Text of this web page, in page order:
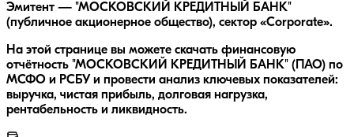
Эмитент — "МОСКОВСКИЙ КРЕДИТНЫЙ БАНК"
(публичное акционерное общество), сектор «Corporate».
На этой странице вы можете скачать финансовую
отчётность "МОСКОВСКИЙ КРЕДИТНЫЙ БАНК" (ПАО) по
МСФО и РСБУ и провести анализ ключевых показателей:
выручка, чистая прибыль, долговая нагрузка,
рентабельность и ликвидность.